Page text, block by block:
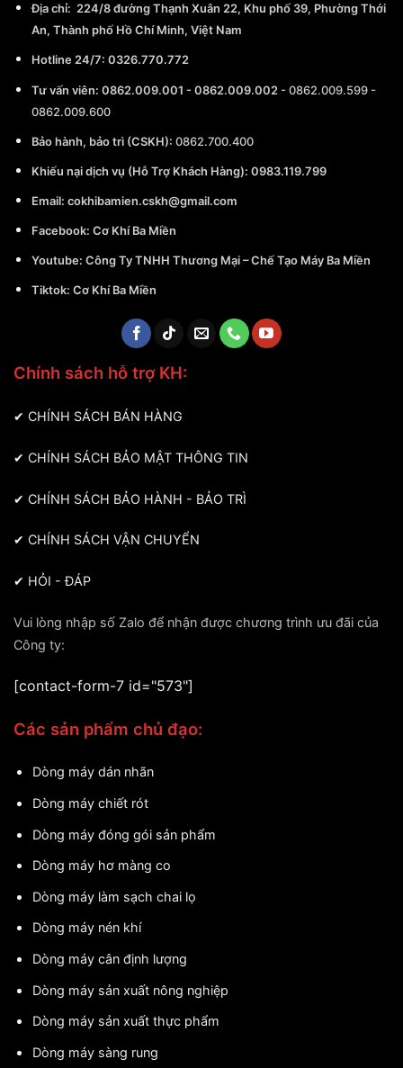
Địa chỉ: 224/8 đường Thạnh Xuân 22, Khu phố 39, Phường Thới
An, Thành phố Hồ Chí Minh, Việt Nam
Hotline 24/7: 0326.770.772
Tư vấn viên: 0862.009.001 - 0862.009.002 - 0862.009.599 -
0862.009.600
Bảo hành, bảo trì (CSKH): 0862.700.400
Khiếu nại dịch vụ (Hỗ Trợ Khách Hàng): 0983.119.799
Email: cokhibamien.cskh@gmail.com
Facebook: Cơ Khí Ba Miền
Youtube: Công Ty TNHH Thương Mại – Chế Tạo Máy Ba Miền
Tiktok: Cơ Khí Ba Miền
Chính sách hỗ trợ KH:
✔ CHÍNH SÁCH BÁN HÀNG
✔ CHÍNH SÁCH BẢO MẬT THÔNG TIN
✔ CHÍNH SÁCH BẢO HÀNH - BẢO TRÌ
✔ CHÍNH SÁCH VẬN CHUYỂN
✔ HỎI - ĐÁP
Vui lòng nhập số Zalo để nhận được chương trình ưu đãi của
Công ty:
[contact-form-7 id="573"]
Các sản phẩm chủ đạo:
Dòng máy dán nhãn
Dòng máy chiết rót
Dòng máy đóng gói sản phẩm
Dòng máy hơ màng co
Dòng máy làm sạch chai lọ
Dòng máy nén khí
Dòng máy cân định lượng
Dòng máy sản xuất nông nghiệp
Dòng máy sản xuất thực phẩm
Dòng máy sàng rung